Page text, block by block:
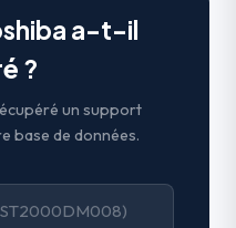
a-t-il
?
un support
base de données.